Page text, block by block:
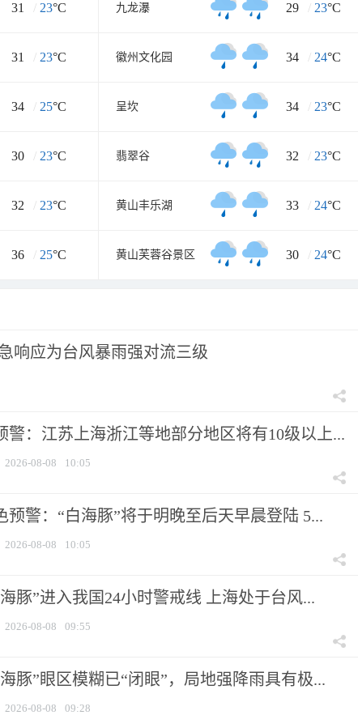
31 / 23°C 九龙瀑 29 / 23°C
31 / 23°C 徽州文化园 34 / 24°C
34 / 25°C 呈坎 34 / 23°C
30 / 23°C 翡翠谷 32 / 23°C
32 / 23°C 黄山丰乐湖 33 / 24°C
36 / 25°C 黄山芙蓉谷景区 30 / 24°C
响应为台风暴雨强对流三级
警：江苏上海浙江等地部分地区将有10级以上...
2026-08-08 10:05
预警：“白海豚”将于明晚至后天早晨登陆 5...
2026-08-08 10:05
豚”进入我国24小时警戒线 上海处于台风...
2026-08-08 09:55
豚”眼区模糊已“闭眼”，局地强降雨具有极...
2026-08-08 09:28